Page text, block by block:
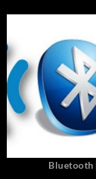
Bluetooth